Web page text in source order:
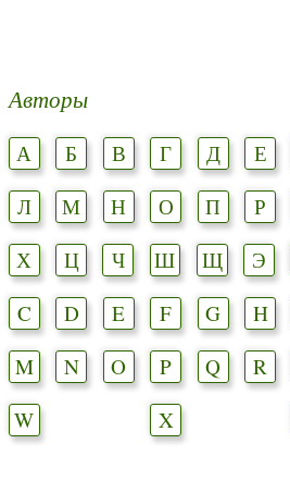
Авторы
А Б В Г Д Е
Л
М Н О П Р
Х
Ц Ч Ш Щ Э
C
D E F G H
M
N O P Q R
W
X